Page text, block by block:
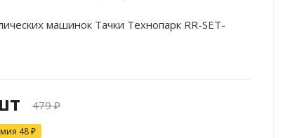
машинок Тачки Технопарк RR-SET-
479₽
48₽